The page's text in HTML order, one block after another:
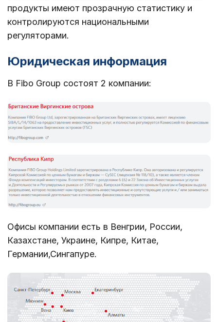
продукты имеют прозрачную статистику и
контролируются национальными
регуляторами.
Юридическая информация
В Fibo Group состоят 2 компании:
Офисы компании есть в Венгрии, России,
Казахстане, Украине, Кипре, Китае,
Германии,Сингапуре.